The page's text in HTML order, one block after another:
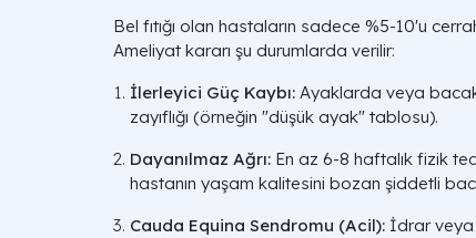
Bel fıtığı olan hastaların sadece %5-10'u
Ameliyat kararı şu durumlarda verilir:
İlerleyici Güç Kaybı: Ayaklarda veya
zayıflığı (örneğin "düşük ayak" tablosu).
Dayanılmaz Ağrı: En az 6-8 haftalık fizik
hastanın yaşam kalitesini bozan şiddetli
Cauda Equina Sendromu (Acil): İdrar veya